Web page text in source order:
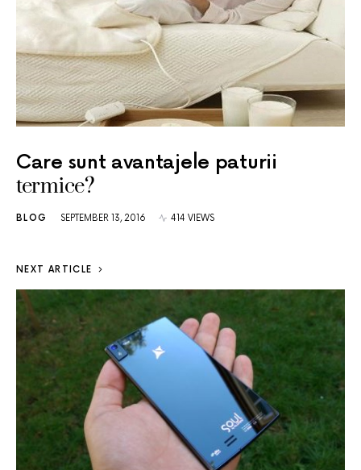
Care sunt avantajele paturii
termice?
BLOG SEPTEMBER 13, 2016 414 VIEWS
NEXT ARTICLE